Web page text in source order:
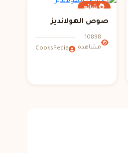
شائع
صوص الهولانديز
10898
مشاهدة
CooksPedia